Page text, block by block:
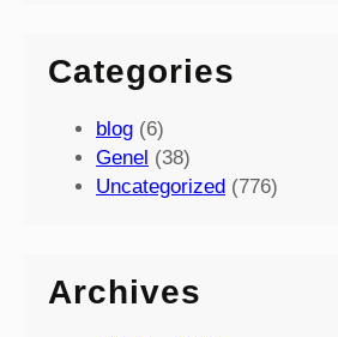
Categories
blog (6)
Genel (38)
Uncategorized (776)
Archives